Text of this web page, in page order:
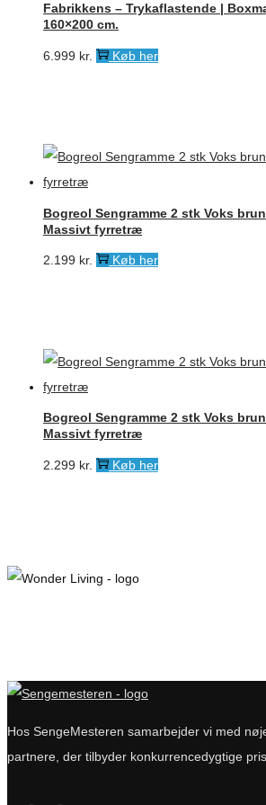
Fabrikkens – Trykaflastende |
160×200 cm.
6.999 kr. Køb her
Bogreol Sengramme 2 stk Voks
Massivt fyrretræ
2.199 kr. Køb her
Bogreol Sengramme 2 stk Voks
Massivt fyrretræ
2.299 kr. Køb her
Hos SengeMesteren samarbejder vi med
partnere, der tilbyder konkurrencedygtige